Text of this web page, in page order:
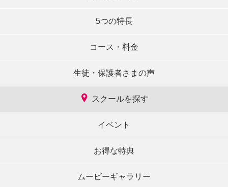
5つの特長
コース・料金
生徒・保護者さまの声
スクールを探す
イベント
お得な特典
ムービーギャラリー